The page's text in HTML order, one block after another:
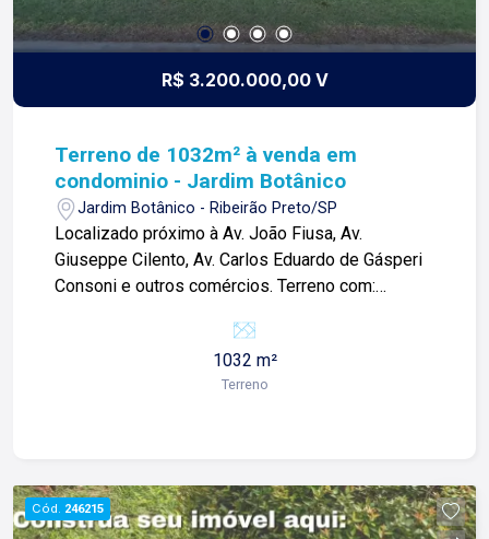
R$ 3.200.000,00 V
Terreno de 1032m² à venda em
condominio - Jardim Botânico
Jardim Botânico - Ribeirão Preto/SP
Localizado próximo à Av. João Fiusa, Av.
Giuseppe Cilento, Av. Carlos Eduardo de Gásperi
Consoni e outros comércios. Terreno com:
de Ilha; -Ideal para investimentos; Para mais
informações e agendar visita, entre em contato.
Lago é RELACIONAMENTO! Desde 1987 esta é a
nossos proprietários e clientes. Somos uma
imobiliária que equilibra a tradicionalidade com o
1032 m²
Terreno
Cód. 246215